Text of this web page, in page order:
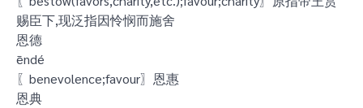
赐臣下,现泛指因怜悯而施舍
恩德
ēndé
〖benevolence;favour〗恩惠
恩典